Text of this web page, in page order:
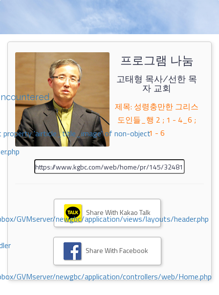
property 'airticle_title_image' of non-object
GVMserver/newgbc/application/views/layouts/header.php
GVMserver/newgbc/application/controllers/web/Home.php
프로그램 나눔
고태형 목사/선한 목
자 교회
제목: 성령충만한 그리스
도인들_행 2 ; 1 - 4_6 ;
1 - 6
Share With Kakao Talk
Share With Facebook